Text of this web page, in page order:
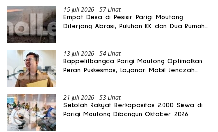
15 Juli 2026 57 Lihat
Empat Desa di Pesisir Parigi Moutong
Diterjang Abrasi, Puluhan KK dan Dua Rumah
13 Juli 2026 54 Lihat
Bappelitbangda Parigi Moutong Optimalkan
Peran Puskesmas, Layanan Mobil Jenazah
21 Juli 2026 53 Lihat
Sekolah Rakyat Berkapasitas 2.000 Siswa di
Parigi Moutong Dibangun Oktober 2026